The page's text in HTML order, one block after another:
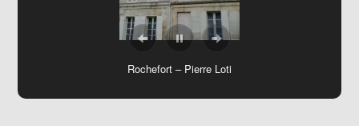
Rochefort – Pierre Loti
George Bernard Shaw